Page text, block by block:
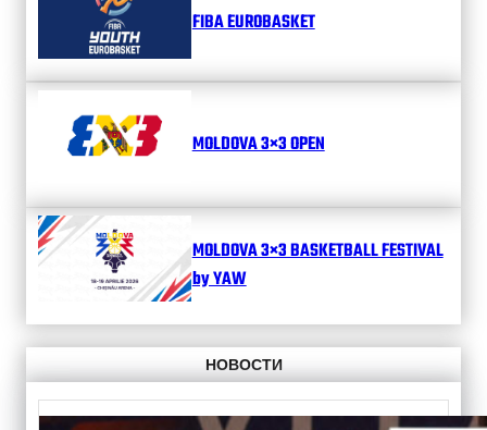
FIBA EUROBASKET
MOLDOVA 3×3 OPEN
MOLDOVA 3×3 BASKETBALL FESTIVAL
by YAW
НОВОСТИ